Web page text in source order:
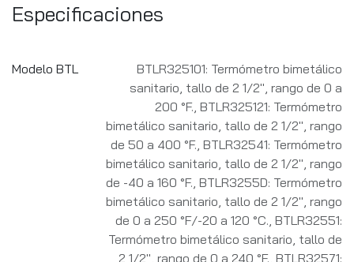
Especificaciones
Modelo BTL
BTLR325101: Termómetro bimetálico
sanitario, tallo de 2 1/2", rango de 0 a
200 °F. BTLR325121: Termómetro
bimetálico sanitario, tallo de 2 1/2", rango
de 50 a 400 °F. BTLR32541: Termómetro
bimetálico sanitario, tallo de 2 1/2", rango
de -40 a 160 °F. BTLR3255D: Termómetro
bimetálico sanitario, tallo de 2 1/2", rango
de 0 a 250 °F/-20 a 120 °C. BTLR32551:
Termómetro bimetálico sanitario, tallo de
2 1/2", rango de 0 a 240 °F. BTLR32571: